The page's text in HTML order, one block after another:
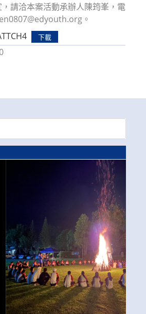
請洽本案活動承辦人陳筠峯，電
。
下載